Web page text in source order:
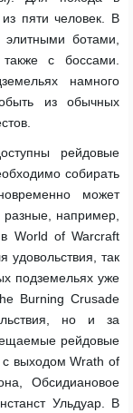
пяти человек. В
ботами,
с боссами.
намного
из обычных
рейдовые
собирать
может
например,
World of Warcraft
удовольствия, так
подземельях уже
Burning Crusade
но и за
рейдовые
с выходом Wrath of
Обсидиановое
Ульдуар. В